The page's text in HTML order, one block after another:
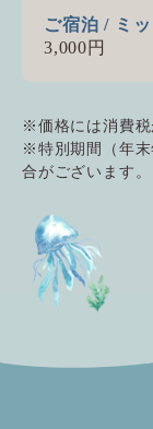
ご宿泊 / ミ
3,000円
価格には消費税
特別期間（年
合がございます。